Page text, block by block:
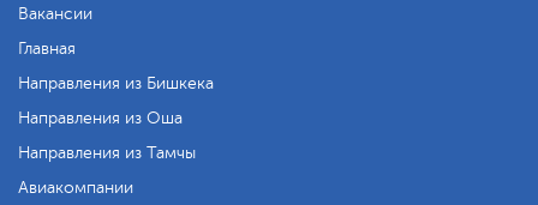
Вакансии
Главная
Направления из Бишкека
Направления из Оша
Направления из Тамчы
Авиакомпании